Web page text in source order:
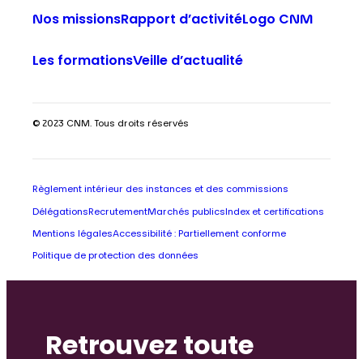
Nos missionsRapport d’activitéLogo CNM
Les formationsVeille d’actualité
© 2023 CNM. Tous droits réservés
Règlement intérieur des instances et des commissions
Délégations RecrutementMarchés publics Index et certifications
Mentions légalesAccessibilité : Partiellement conforme
Politique de protection des données
Retrouvez toute